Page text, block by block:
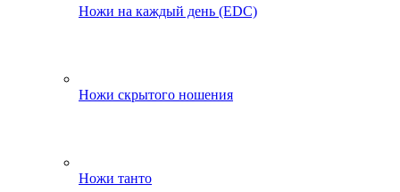
Ножи на каждый день (EDC)
Ножи скрытого ношения
Ножи танто